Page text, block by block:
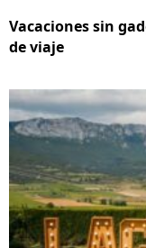
Vacaciones sin
de viaje